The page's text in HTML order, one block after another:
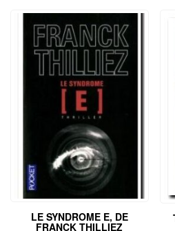
LE SYNDROME E, DE
FRANCK THILLIEZ